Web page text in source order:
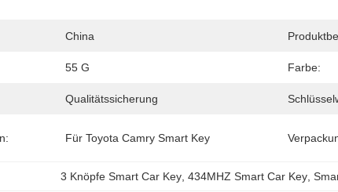
China
55 G Farbe:
Qualitätssicherung
Für Toyota Camry Smart Key
3 Knöpfe Smart Car Key , 434MHZ Smart Car Key ,